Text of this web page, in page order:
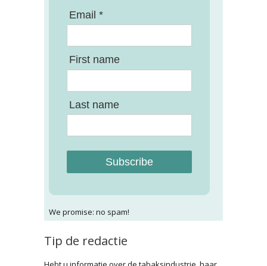
Email *
First name
Last name
Subscribe
We promise: no spam!
Tip de redactie